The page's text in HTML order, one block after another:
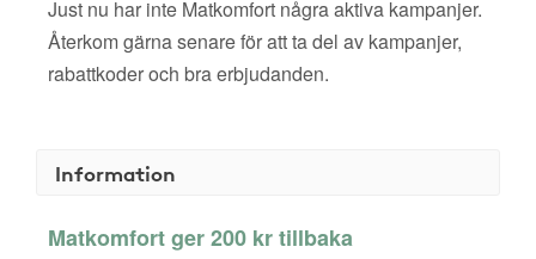
Just nu har inte Matkomfort några aktiva kampanjer.
Återkom gärna senare för att ta del av kampanjer,
rabattkoder och bra erbjudanden.
Information
Matkomfort ger 200 kr tillbaka